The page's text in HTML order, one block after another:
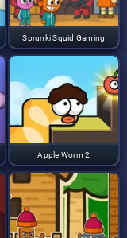
Sprunki Squid Gaming
Apple Worm 2